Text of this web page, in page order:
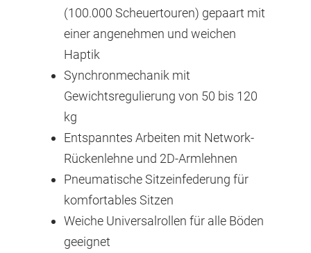
(100.000 Scheuertouren) gepaart mit
einer angenehmen und weichen
Haptik
Synchronmechanik mit
Gewichtsregulierung von 50 bis 120
kg
Entspanntes Arbeiten mit Network-
Rückenlehne und 2D-Armlehnen
Pneumatische Sitzeinfederung für
komfortables Sitzen
Weiche Universalrollen für alle Böden
geeignet